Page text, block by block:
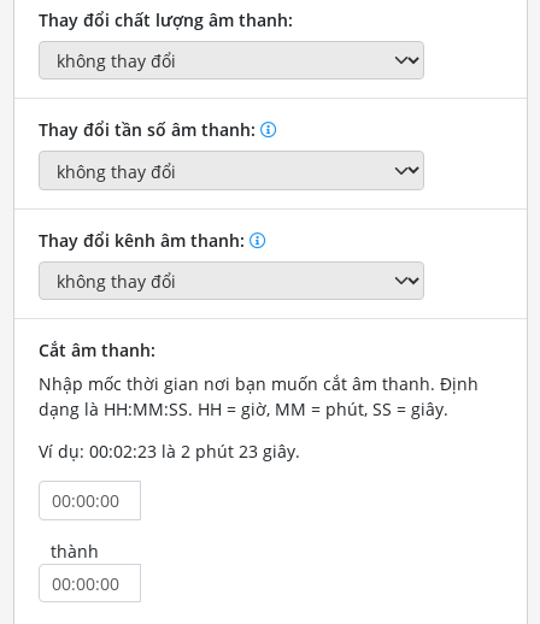
Thay đổi chất lượng âm thanh:
Thay đổi tần số âm thanh:
Thay đổi kênh âm thanh:
Cắt âm thanh:
Nhập mốc thời gian nơi bạn muốn cắt âm thanh. Định
dạng là HH:MM:SS. HH = giờ, MM = phút, SS = giây.
Ví dụ: 00:02:23 là 2 phút 23 giây.
thành